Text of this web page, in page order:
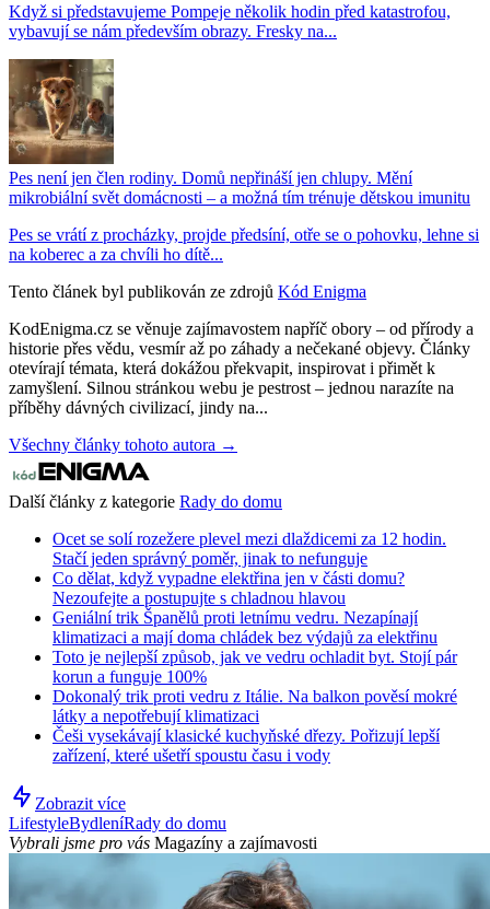
Když si představujeme Pompeje několik hodin před katastrofou,
vybavují se nám především obrazy. Fresky na...
Pes není jen člen rodiny. Domů nepřináší jen chlupy. Mění
mikrobiální svět domácnosti – a možná tím trénuje dětskou imunitu
Pes se vrátí z procházky, projde předsíní, otře se o pohovku, lehne si
na koberec a za chvíli ho dítě...
Tento článek byl publikován ze zdrojů Kód Enigma
KodEnigma.cz se věnuje zajímavostem napříč obory – od přírody a
historie přes vědu, vesmír až po záhady a nečekané objevy. Články
otevírají témata, která dokážou překvapit, inspirovat i přimět k
zamyšlení. Silnou stránkou webu je pestrost – jednou narazíte na
příběhy dávných civilizací, jindy na...
Všechny články tohoto autora →
Další články z kategorie Rady do domu
Ocet se solí rozežere plevel mezi dlaždicemi za 12 hodin.
Stačí jeden správný poměr, jinak to nefunguje
Co dělat, když vypadne elektřina jen v části domu?
Nezoufejte a postupujte s chladnou hlavou
Geniální trik Španělů proti letnímu vedru. Nezapínají
klimatizaci a mají doma chládek bez výdajů za elektřinu
Toto je nejlepší způsob, jak ve vedru ochladit byt. Stojí pár
korun a funguje 100%
Dokonalý trik proti vedru z Itálie. Na balkon pověsí mokré
látky a nepotřebují klimatizaci
Češi vysekávají klasické kuchyňské dřezy. Pořizují lepší
zařízení, které ušetří spoustu času i vody
Zobrazit více
LifestyleBydleníRady do domu
Vybrali jsme pro vás Magazíny a zajímavosti